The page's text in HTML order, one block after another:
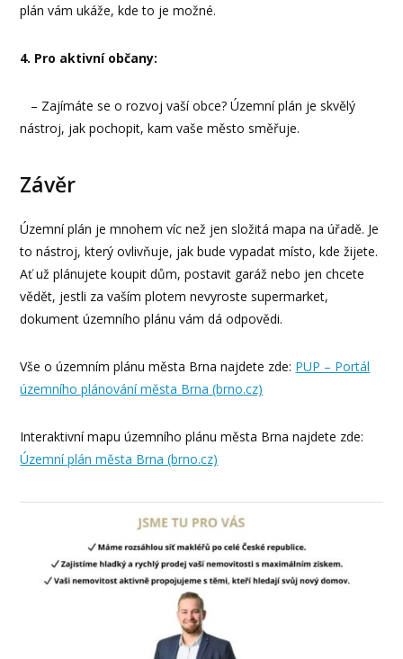
plán vám ukáže, kde to je možné.
4. Pro aktivní občany:
– Zajímáte se o rozvoj vaší obce? Územní plán je skvělý
nástroj, jak pochopit, kam vaše město směřuje.
Závěr
Územní plán je mnohem víc než jen složitá mapa na úřadě. Je
to nástroj, který ovlivňuje, jak bude vypadat místo, kde žijete.
Ať už plánujete koupit dům, postavit garáž nebo jen chcete
vědět, jestli za vaším plotem nevyroste supermarket,
dokument územního plánu vám dá odpovědi.
Vše o územním plánu města Brna najdete zde: PUP – Portál
územního plánování města Brna (brno.cz)
Interaktivní mapu územního plánu města Brna najdete zde:
Územní plán města Brna (brno.cz)